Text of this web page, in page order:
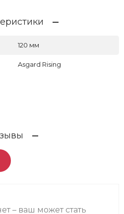
120 мм
Asgard Rising
– ваш может стать